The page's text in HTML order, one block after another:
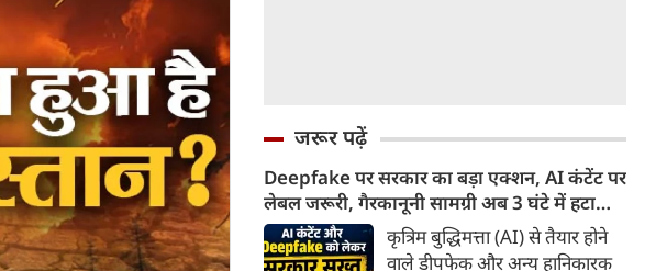
जरूर पढ़ें
Deepfake पर सरकार का बड़ा एक्शन, AI कंटेंट पर
लेबल जरूरी, गैरकानूनी सामग्री अब 3 घंटे में हटानी
होगी, नए नियम जान लें वरना पछताएंगे
कृत्रिम बुद्धिमत्ता (AI) से तैयार होने
वाले डीपफेक और अन्य हानिकारक